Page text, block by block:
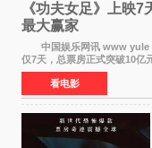
《功夫女足》上映
最大赢家
中国娱乐网讯 www yule
仅7天，总票房正式突破10亿
日公映以来便展现出惊人的
看电影